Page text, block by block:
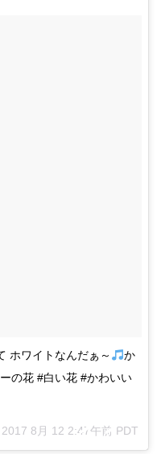
ホワイトなんだぁ～
か
の花 #白い花 #かわいい
2017 8月 12 2:47午前 PDT